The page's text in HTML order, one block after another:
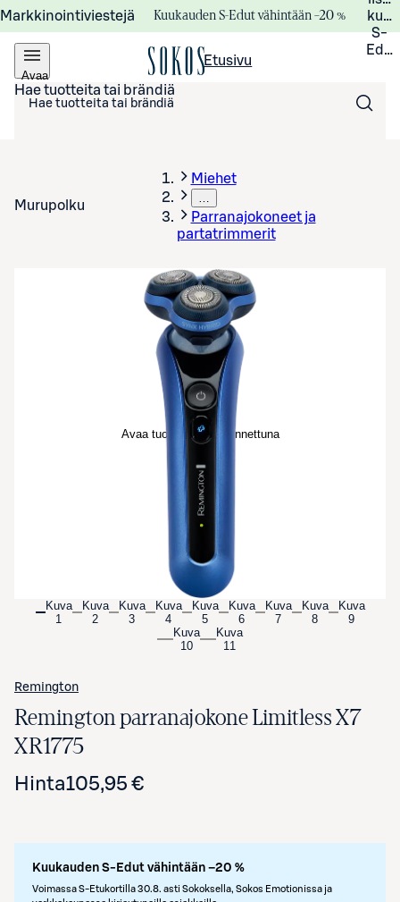
Markkinointiviestejä Kuukauden S-Edut vähintään –20 %
S-
Avaa
valikko
Etusivu
Hae tuotteita tai brändiä
Murupolku
Miehet
…
Parranajokoneet ja
partatrimmerit
Avaa tuotekuva suurennettuna
Kuva
1
Kuva
2
Kuva
3
Kuva
4
Kuva
5
Kuva
6
Kuva
7
Kuva
8
Kuva
9
Kuva
10
Kuva
11
Remington
Remington parranajokone Limitless X7
XR1775
Hinta105,95 €
Kuukauden S-Edut vähintään –20 %
Voimassa S-Etukortilla 30.8. asti Sokoksella, Sokos Emotionissa ja